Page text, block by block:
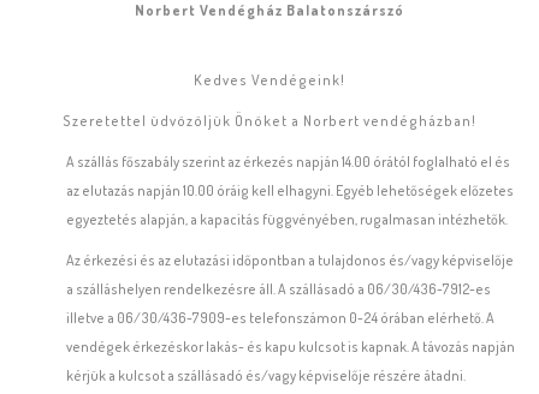
Norbert Vendégház Balatonszárszó
Kedves Vendégeink!
Szeretettel üdvözöljük Önöket a Norbert vendégházban!
A szállás főszabály szerint az érkezés napján 14.00 órától foglalható el és
az elutazás napján 10.00 óráig kell elhagyni. Egyéb lehetőségek előzetes
egyeztetés alapján, a kapacitás függvényében, rugalmasan intézhetők.
Az érkezési és az elutazási időpontban a tulajdonos és/vagy képviselője
a szálláshelyen rendelkezésre áll. A szállásadó a 06/30/436-7912-es
illetve a 06/30/436-7909-es telefonszámon 0-24 órában elérhető. A
vendégek érkezéskor lakás- és kapu kulcsot is kapnak. A távozás napján
kérjük a kulcsot a szállásadó és/vagy képviselője részére átadni.